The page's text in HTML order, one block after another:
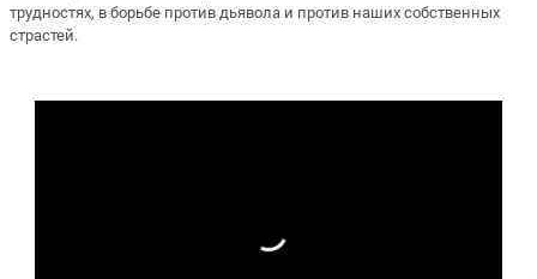
трудностях, в борьбе против дьявола и против наших собственных
страстей.